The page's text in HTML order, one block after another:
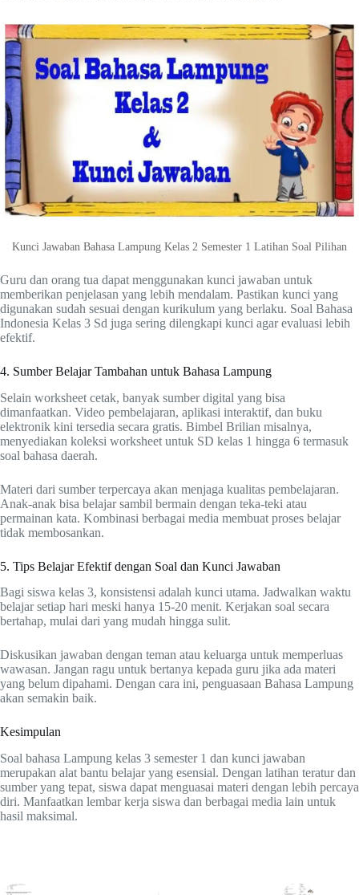
Kunci Jawaban Bahasa Lampung Kelas 2 Semester 1 Latihan Soal Pilihan
Guru dan orang tua dapat menggunakan kunci jawaban untuk
memberikan penjelasan yang lebih mendalam. Pastikan kunci yang
digunakan sudah sesuai dengan kurikulum yang berlaku. Soal Bahasa
Indonesia Kelas 3 Sd juga sering dilengkapi kunci agar evaluasi lebih
efektif.
4. Sumber Belajar Tambahan untuk Bahasa Lampung
Selain worksheet cetak, banyak sumber digital yang bisa
dimanfaatkan. Video pembelajaran, aplikasi interaktif, dan buku
elektronik kini tersedia secara gratis. Bimbel Brilian misalnya,
menyediakan koleksi worksheet untuk SD kelas 1 hingga 6 termasuk
soal bahasa daerah.
Materi dari sumber terpercaya akan menjaga kualitas pembelajaran.
Anak-anak bisa belajar sambil bermain dengan teka-teki atau
permainan kata. Kombinasi berbagai media membuat proses belajar
tidak membosankan.
5. Tips Belajar Efektif dengan Soal dan Kunci Jawaban
Bagi siswa kelas 3, konsistensi adalah kunci utama. Jadwalkan waktu
belajar setiap hari meski hanya 15-20 menit. Kerjakan soal secara
bertahap, mulai dari yang mudah hingga sulit.
Diskusikan jawaban dengan teman atau keluarga untuk memperluas
wawasan. Jangan ragu untuk bertanya kepada guru jika ada materi
yang belum dipahami. Dengan cara ini, penguasaan Bahasa Lampung
akan semakin baik.
Kesimpulan
Soal bahasa Lampung kelas 3 semester 1 dan kunci jawaban
merupakan alat bantu belajar yang esensial. Dengan latihan teratur dan
sumber yang tepat, siswa dapat menguasai materi dengan lebih percaya
diri. Manfaatkan lembar kerja siswa dan berbagai media lain untuk
hasil maksimal.